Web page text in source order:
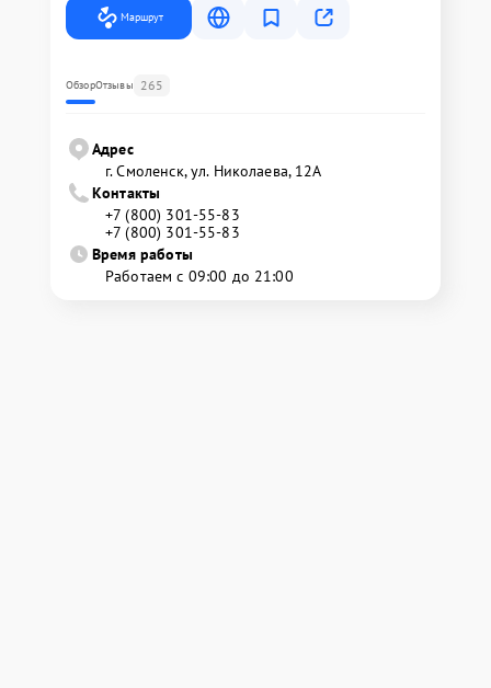
Маршрут
ОбзорОтзывы 265
Адрес
г. Смоленск, ул. Николаева, 12А
Контакты
+7 (800) 301-55-83
+7 (800) 301-55-83
Время работы
Работаем с 09:00 до 21:00